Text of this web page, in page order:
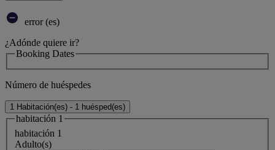
error (es)
¿Adónde quiere ir?
Booking Dates
Número de huéspedes
1 Habitación(es) - 1 huésped(es)
habitación 1
habitación 1
Adulto(s)